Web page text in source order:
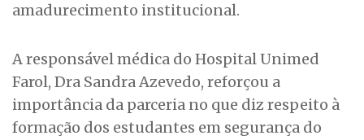
amadurecimento institucional.
A responsável médica do Hospital Unimed
Farol, Dra Sandra Azevedo, reforçou a
importância da parceria no que diz respeito à
formação dos estudantes em segurança do